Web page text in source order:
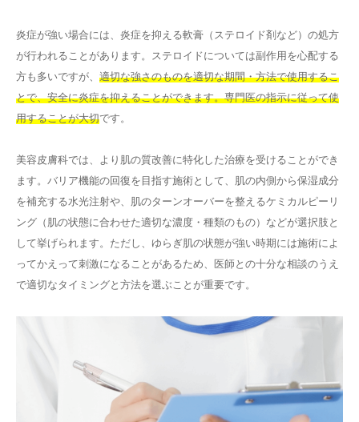
炎症が強い場合には、炎症を抑える軟膏（ステロイド剤など）の処方
が行われることがあります。ステロイドについては副作用を心配する
方も多いですが、 適切な強さのものを適切な期間・方法で使用するこ
とで、安全に炎症を抑えることができます。専門医の指示に従って使
用することが大切です。
美容皮膚科では、より肌の質改善に特化した治療を受けることができ
ます。バリア機能の回復を目指す施術として、肌の内側から保湿成分
を補充する水光注射や、肌のターンオーバーを整えるケミカルピーリ
ング（肌の状態に合わせた適切な濃度・種類のもの）などが選択肢と
して挙げられます。ただし、ゆらぎ肌の状態が強い時期には施術によ
ってかえって刺激になることがあるため、医師との十分な相談のうえ
で適切なタイミングと方法を選ぶことが重要です。